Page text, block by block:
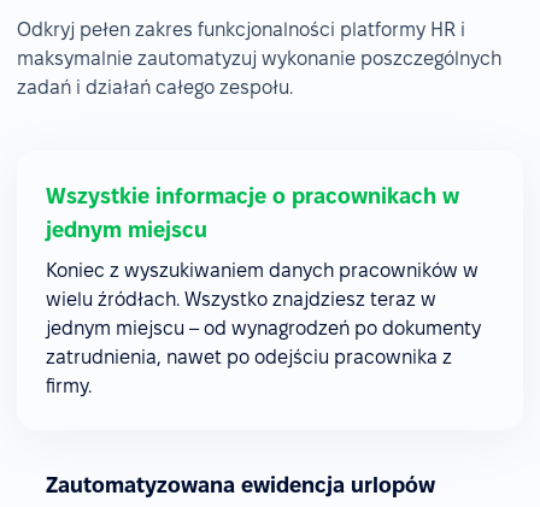
Odkryj pełen zakres funkcjonalności platformy HR i
maksymalnie zautomatyzuj wykonanie poszczególnych
zadań i działań całego zespołu.
Wszystkie informacje o pracownikach w
jednym miejscu
Koniec z wyszukiwaniem danych pracowników w
wielu źródłach. Wszystko znajdziesz teraz w
jednym miejscu – od wynagrodzeń po dokumenty
zatrudnienia, nawet po odejściu pracownika z
firmy.
Zautomatyzowana ewidencja urlopów